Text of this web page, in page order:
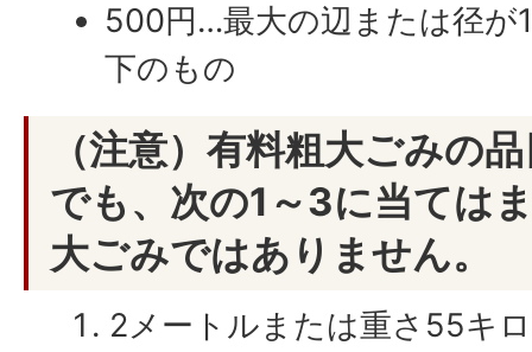
500円…最大の辺または径が
下のもの
（注意）有料粗大ごみの
でも、次の1～3に当ては
大ごみではありません。
2メートルまたは重さ55キ